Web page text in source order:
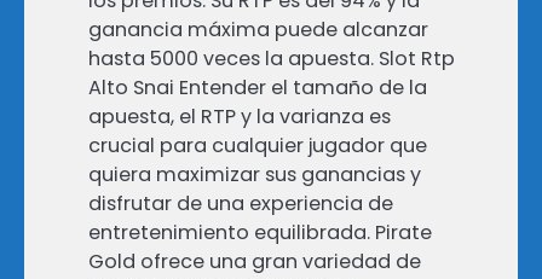
ganancia máxima puede alcanzar
hasta 5000 veces la apuesta. Slot Rtp
Alto Snai Entender el tamaño de la
apuesta, el RTP y la varianza es
crucial para cualquier jugador que
quiera maximizar sus ganancias y
disfrutar de una experiencia de
entretenimiento equilibrada. Pirate
Gold ofrece una gran variedad de